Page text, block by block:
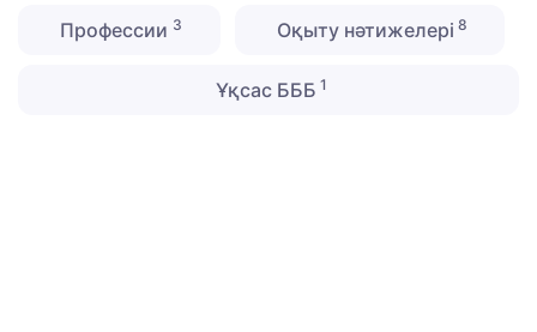
Профессии 3 Оқыту нәтижелері 8
Ұқсас БББ 1